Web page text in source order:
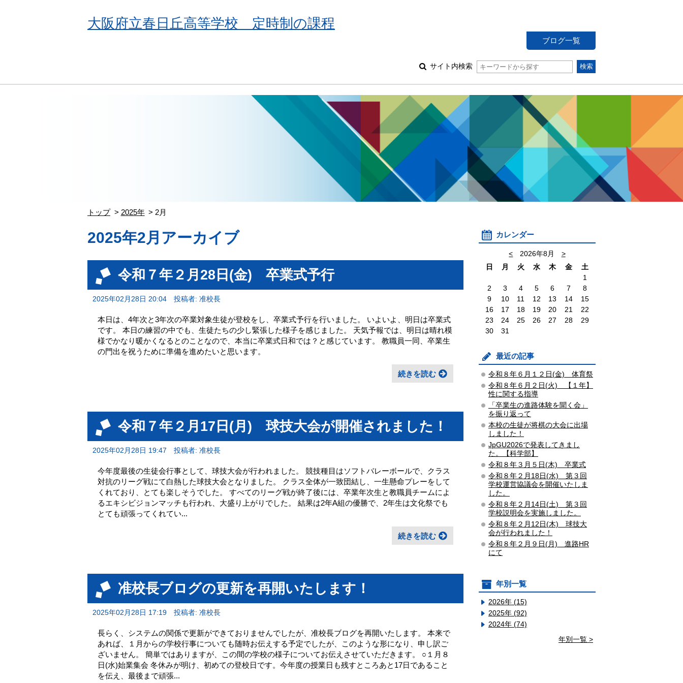
大阪府立春日丘高等学校 定時制の課程
ブログ一覧
サイト内検索
トップ 2025年 2月
2025年2月アーカイブ
令和７年２月28日(金) 卒業式予行
2025年02月28日 20:04 投稿者: 准校長
本日は、4年次と3年次の卒業対象生徒が登校をし、卒業式予行を行いました。 いよいよ、明日は卒業式
です。 本日の練習の中でも、生徒たちの少し緊張した様子を感じました。 天気予報では、明日は晴れ模
様でかなり暖かくなるとのことなので、本当に卒業式日和では？と感じています。 教職員一同、卒業生
の門出を祝うために準備を進めたいと思います。
続きを読む
令和７年２月17日(月) 球技大会が開催されました！
2025年02月28日 19:47 投稿者: 准校長
今年度最後の生徒会行事として、球技大会が行われました。 競技種目はソフトバレーボールで、クラス
対抗のリーグ戦にて白熱した球技大会となりました。 クラス全体が一致団結し、一生懸命プレーをして
くれており、とても楽しそうでした。 すべてのリーグ戦が終了後には、卒業年次生と教職員チームによ
るエキシビジョンマッチも行われ、大盛り上がりでした。 結果は2年A組の優勝で、2年生は文化祭でも
とても頑張ってくれてい...
続きを読む
准校長ブログの更新を再開いたします！
2025年02月28日 17:19 投稿者: 准校長
長らく、システムの関係で更新ができておりませんでしたが、准校長ブログを再開いたします。 本来で
あれば、１月からの学校行事についても随時お伝えする予定でしたが、このような形になり、申し訳ご
ざいません。 簡単ではありますが、この間の学校の様子についてお伝えさせていただきます。 ○１月８
日(水)始業集会 冬休みが明け、初めての登校日です。今年度の授業日も残すところあと17日であること
を伝え、最後まで頑張...
カレンダー
< 2026年8月
>
日
月 火 水 木 金
土
1
2
3 4 5 6 7
8
9
10 11 12 13 14
15
16
17 18 19 20 21
22
23
24 25 26 27 28
29
30
31
最近の記事
令和８年６月１２日(金) 体育祭
令和８年６月２日(火) 【１年】
性に関する指導
「卒業生の進路体験を聞く会」
を振り返って
本校の生徒が将棋の大会に出場
しました！
JpGU2026で発表してきまし
た。【科学部】
令和８年３月５日(木) 卒業式
令和８年２月18日(水) 第３回
学校運営協議会を開催いたしま
した。
令和８年２月14日(土) 第３回
学校説明会を実施しました。
令和８年２月12日(木) 球技大
会が行われました！
令和８年２月９日(月) 進路HR
にて
年別一覧
2026年 (15)
2025年 (92)
2024年 (74)
年別一覧 >